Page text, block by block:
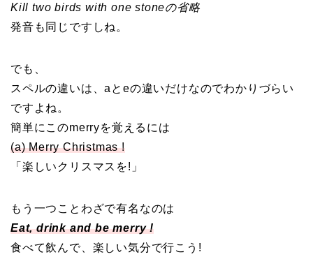
Kill two birds with one stoneの省略
発音も同じですしね。
でも、
スペルの違いは、aとeの違いだけなのでわかりづらい
ですよね。
簡単にこのmerryを覚えるには
(a) Merry Christmas !
「楽しいクリスマスを!」
もう一つことわざで有名なのは
Eat, drink and be merry !
食べて飲んで、楽しい気分で行こう!